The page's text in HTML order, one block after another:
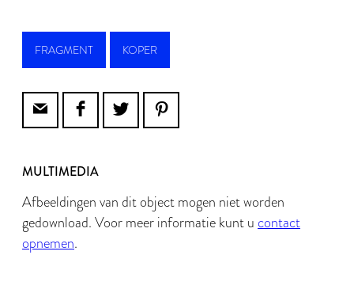
FRAGMENT KOPER
MULTIMEDIA
Afbeeldingen van dit object mogen niet worden
gedownload. Voor meer informatie kunt u contact
opnemen.